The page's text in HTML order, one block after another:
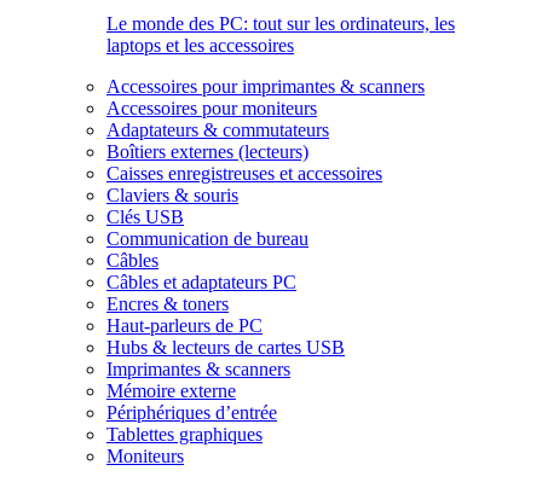
Le monde des PC: tout sur les ordinateurs, les
laptops et les accessoires
Accessoires pour imprimantes & scanners
Accessoires pour moniteurs
Adaptateurs & commutateurs
Boîtiers externes (lecteurs)
Caisses enregistreuses et accessoires
Claviers & souris
Clés USB
Communication de bureau
Câbles
Câbles et adaptateurs PC
Encres & toners
Haut-parleurs de PC
Hubs & lecteurs de cartes USB
Imprimantes & scanners
Mémoire externe
Périphériques d’entrée
Tablettes graphiques
Moniteurs